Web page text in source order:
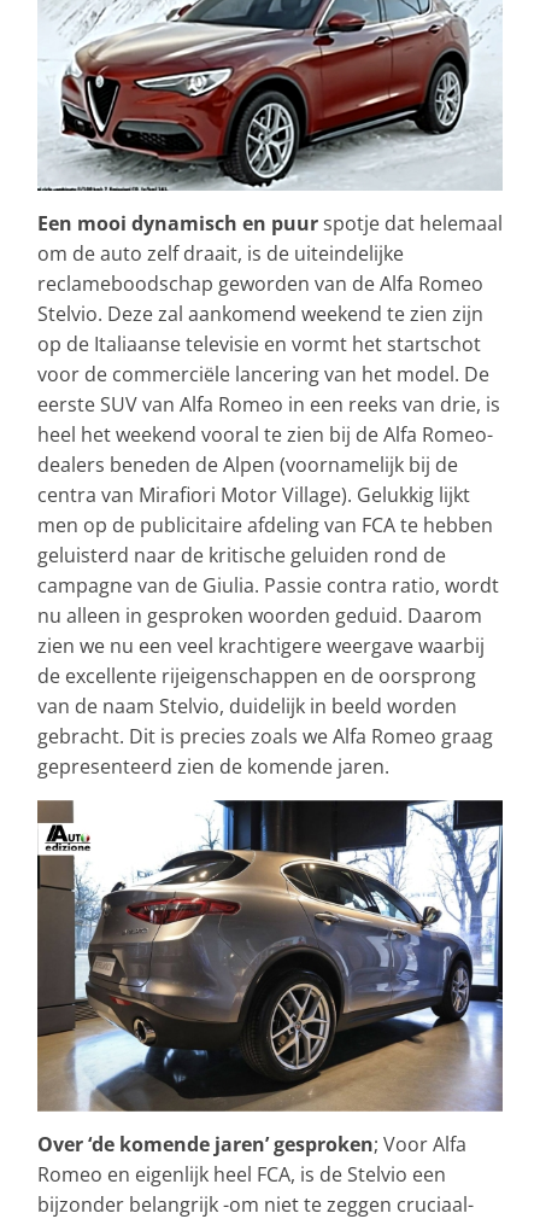
Een mooi dynamisch en puurspotje dat helemaal
om de auto zelf draait, is de uiteindelijke
reclameboodschap geworden van de Alfa Romeo
Stelvio. Deze zal aankomend weekend te zien zijn
op de Italiaanse televisie en vormt het startschot
voor de commerciële lancering van het model. De
eerste SUV van Alfa Romeo in een reeks van drie, is
heel het weekend vooral te zien bij de Alfa Romeo-
dealers beneden de Alpen (voornamelijk bij de
centra van Mirafiori Motor Village). Gelukkig lijkt
men op de publicitaire afdeling van FCA te hebben
geluisterd naar de kritische geluiden rond de
campagne van de Giulia. Passie contra ratio, wordt
nu alleen in gesproken woorden geduid. Daarom
zien we nu een veel krachtigere weergave waarbij
de excellente rijeigenschappen en de oorsprong
van de naam Stelvio, duidelijk in beeld worden
gebracht. Dit is precies zoals we Alfa Romeo graag
gepresenteerd zien de komende jaren.
Over ‘de komende jaren’ gesproken; Voor Alfa
Romeo en eigenlijk heel FCA, is de Stelvio een
bijzonder belangrijk -om niet te zeggen cruciaal-